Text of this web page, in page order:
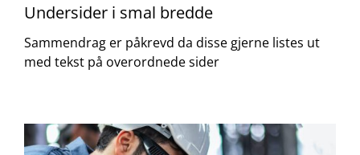
Undersider i smal bredde
Sammendrag er påkrevd da disse gjerne listes ut
med tekst på overordnede sider